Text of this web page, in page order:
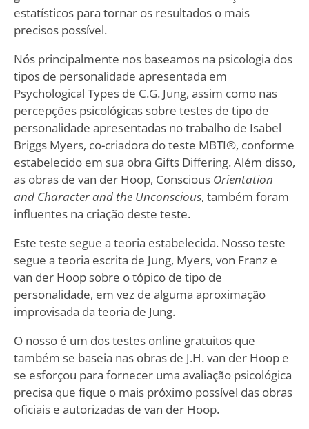
estatísticos para tornar os resultados o mais
precisos possível.
Nós principalmente nos baseamos na psicologia dos
tipos de personalidade apresentada em
Psychological Types de C.G. Jung, assim como nas
percepções psicológicas sobre testes de tipo de
personalidade apresentadas no trabalho de Isabel
Briggs Myers, co-criadora do teste MBTI®, conforme
estabelecido em sua obra Gifts Differing. Além disso,
as obras de van der Hoop, Conscious Orientation
and Character and the Unconscious, também foram
influentes na criação deste teste.
Este teste segue a teoria estabelecida. Nosso teste
segue a teoria escrita de Jung, Myers, von Franz e
van der Hoop sobre o tópico de tipo de
personalidade, em vez de alguma aproximação
improvisada da teoria de Jung.
O nosso é um dos testes online gratuitos que
também se baseia nas obras de J.H. van der Hoop e
se esforçou para fornecer uma avaliação psicológica
precisa que fique o mais próximo possível das obras
oficiais e autorizadas de van der Hoop.